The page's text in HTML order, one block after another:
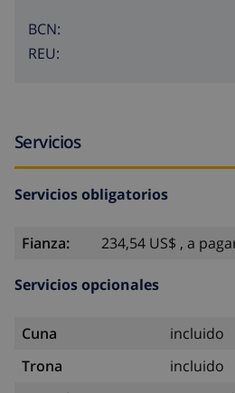
BCN:
REU:
Servicios
Servicios obligatorios
Fianza: 234,54 US$ , a
Servicios opcionales
Cuna
incluido
Trona
incluido